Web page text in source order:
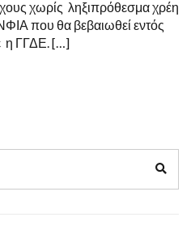
χωρίς ληξιπρόθεσμα χρέη
που θα βεβαιωθεί εντός
η ΓΓΔΕ. […]